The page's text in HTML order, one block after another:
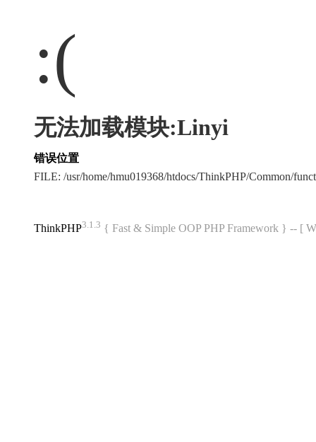
:(
无法加载模块:Linyi
错误位置
FILE: /usr/home/hmu019368/htdocs/ThinkPHP/Common/
ThinkPHP3.1.3 { Fast & Simple OOP PHP Framework } -- [